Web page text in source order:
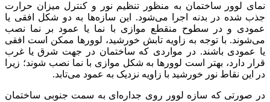
نمای لوور ساختمان به منظور تنظیم نور و کنترل میزان حرارت
جذب شده در بدنه اجرا می‌شود. این سازه‌ها به دو شکل افقی یا
عمودی و در سطوح منقطع موازی با نما یا عمود بر نما نصب
می‌شوند. با توجه به زاویه تابش خورشید، لوورها ممکن است افقی
یا عمودی باشند. در مواردی که ساختمان در جهت شرق یا غرب
قرار دارد، بهتر است لوورها به شکل موازی با نما نصب شوند؛ زیرا
در این نقاط نور خورشید با زاویه نزدیک به عمود می‌تابد.
در صورتی که سازه لوور روی جداره‌ای به سمت جنوبی ساختمان